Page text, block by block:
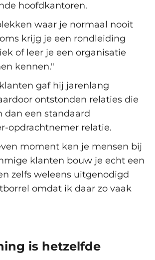
hoofdkantoren.
waar je normaal nooit
krijg je een rondleiding
of leer je een organisatie
kennen."
gaf hij jarenlang
ontstonden relaties die
dan een standaard
opdrachtnemer relatie.
moment ken je mensen bij
klanten bouw je echt een
zelfs weleens uitgenodigd
omdat ik daar zo vaak
is hetzelfde